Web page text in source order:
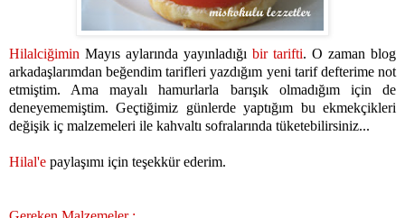
Hilalciğimin Mayıs aylarında yayınladığı bir tarifti. O zaman blog
arkadaşlarımdan beğendim tarifleri yazdığım yeni tarif defterime not
etmiştim. Ama mayalı hamurlarla barışık olmadığım için de
deneyememiştim. Geçtiğimiz günlerde yaptığım bu ekmekçikleri
değişik iç malzemeleri ile kahvaltı sofralarında tüketebilirsiniz...
Hilal'e paylaşımı için teşekkür ederim.